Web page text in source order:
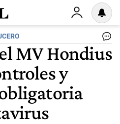
MV Hondius
y